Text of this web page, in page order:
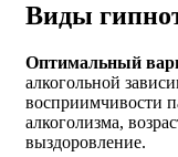
Виды
Оптимальный
алкогольной
восприимчивости
алкоголизма,
выздоровление.